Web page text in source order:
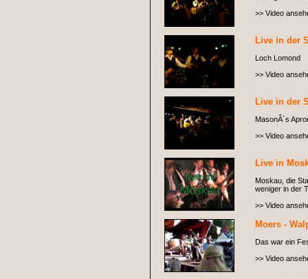
>> Video
Live in der
Loch Lomond
>> Video
Live in der
MasonÂ´s
>> Video
Live in
Moskau, die
weniger in der
>> Video
Moers -
Das war ein
>> Video